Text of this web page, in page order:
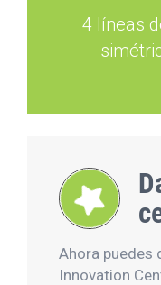
4 líneas
Ahora puedes
Innovation